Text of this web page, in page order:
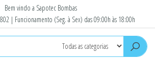
Bem vindo a Sapotec Bombas
| Funcionamento (Seg. à Sex) das 09:00h às 18:00h